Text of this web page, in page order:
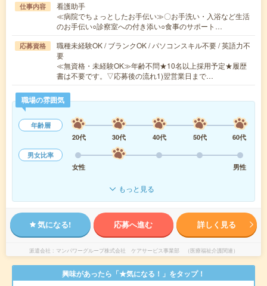
仕事内容
看護助手
≪病院でちょっとしたお手伝い≫〇お手洗い・入浴など生活
のお手伝い○診察室への付き添い○食事のサポート…
応募資格
職種未経験OK / ブランクOK / パソコンスキル不要 / 英語力不
要
≪無資格・未経験OK≫年齢不問★10名以上採用予定★履歴
書は不要です。▽応募後の流れ1)翌営業日まで…
職場の雰囲気
年齢層
20代
30代 40代 50代
60代
男女比率
女性
男性
もっと見る
気になる! 応募へ進む 詳しく見る
派遣会社 マンパワーグループ株式会社 ケアサービス事業部 （医療福祉介護関連）
興味があったら「★気になる！」をタップ！